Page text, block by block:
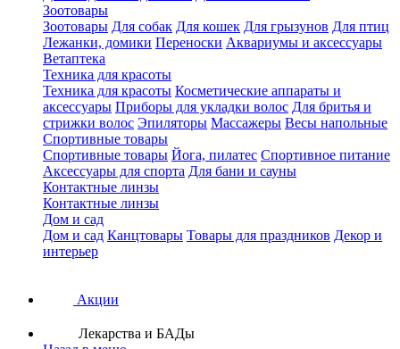
Зоотовары
Зоотовары Для собак Для кошек Для грызунов Для птиц
Лежанки, домики Переноски Аквариумы и аксессуары
Ветаптека
Техника для красоты
Техника для красоты Косметические аппараты и
аксессуары Приборы для укладки волос Для бритья и
стрижки волос Эпиляторы Массажеры Весы напольные
Спортивные товары
Спортивные товары Йога, пилатес Спортивное питание
Аксессуары для спорта Для бани и сауны
Контактные линзы
Контактные линзы
Дом и сад
Дом и сад Канцтовары Товары для праздников Декор и
интерьер
Акции
Лекарства и БАДы